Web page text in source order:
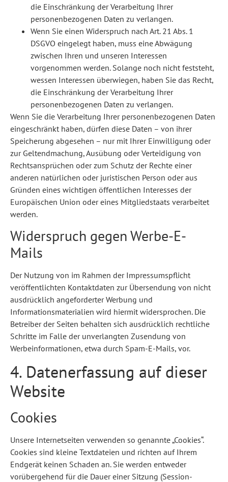
die Einschränkung der Verarbeitung Ihrer
personenbezogenen Daten zu verlangen.
Wenn Sie einen Widerspruch nach Art. 21 Abs. 1
DSGVO eingelegt haben, muss eine Abwägung
zwischen Ihren und unseren Interessen
vorgenommen werden. Solange noch nicht feststeht,
wessen Interessen überwiegen, haben Sie das Recht,
die Einschränkung der Verarbeitung Ihrer
personenbezogenen Daten zu verlangen.
Wenn Sie die Verarbeitung Ihrer personenbezogenen Daten
eingeschränkt haben, dürfen diese Daten – von ihrer
Speicherung abgesehen – nur mit Ihrer Einwilligung oder
zur Geltendmachung, Ausübung oder Verteidigung von
Rechtsansprüchen oder zum Schutz der Rechte einer
anderen natürlichen oder juristischen Person oder aus
Gründen eines wichtigen öffentlichen Interesses der
Europäischen Union oder eines Mitgliedstaats verarbeitet
werden.
Widerspruch gegen Werbe-E-
Mails
Der Nutzung von im Rahmen der Impressumspflicht
veröffentlichten Kontaktdaten zur Übersendung von nicht
ausdrücklich angeforderter Werbung und
Informationsmaterialien wird hiermit widersprochen. Die
Betreiber der Seiten behalten sich ausdrücklich rechtliche
Schritte im Falle der unverlangten Zusendung von
Werbeinformationen, etwa durch Spam-E-Mails, vor.
4. Datenerfassung auf dieser
Website
Cookies
Unsere Internetseiten verwenden so genannte „Cookies“.
Cookies sind kleine Textdateien und richten auf Ihrem
Endgerät keinen Schaden an. Sie werden entweder
vorübergehend für die Dauer einer Sitzung (Session-